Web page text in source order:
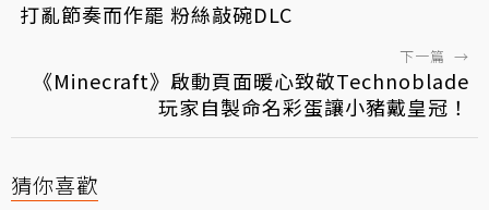
打亂節奏而作罷 粉絲敲碗DLC
下一篇 →
《Minecraft》啟動頁面暖心致敬Technoblade
玩家自製命名彩蛋讓小豬戴皇冠！
猜你喜歡